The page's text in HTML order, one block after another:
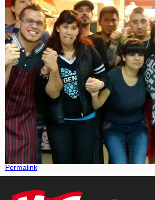
Permalink